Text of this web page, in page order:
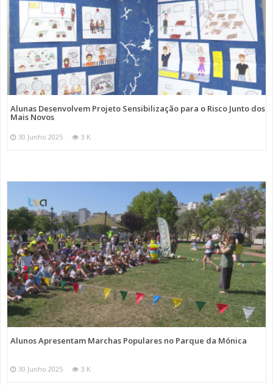
Alunas Desenvolvem Projeto Sensibilização para o Risco Junto dos
Mais Novos
30 Junho 2025 3 K
Alunos Apresentam Marchas Populares no Parque da Mónica
30 Junho 2025 3 K